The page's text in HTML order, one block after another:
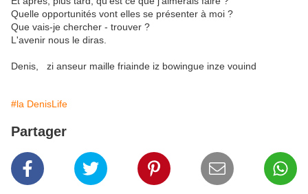
Quelle opportunités vont elles se présenter à moi ?
Que vais-je chercher - trouver ?
L'avenir nous le diras.
Denis, zi anseur maille friainde iz bowingue inze vouind
#la DenisLife
Partager